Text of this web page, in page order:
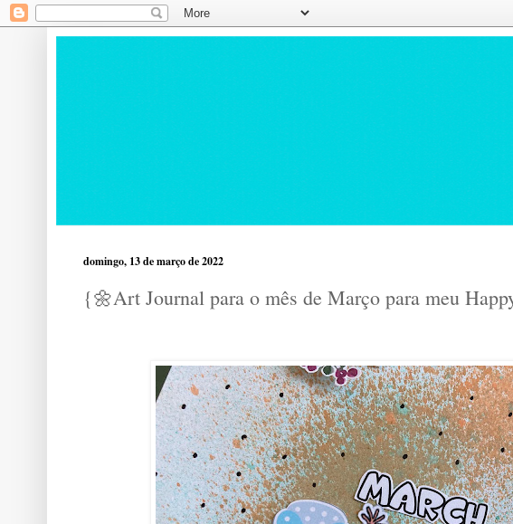
domingo, 13 de março de 2022
{🌼Art Journal para o mês de Março para meu